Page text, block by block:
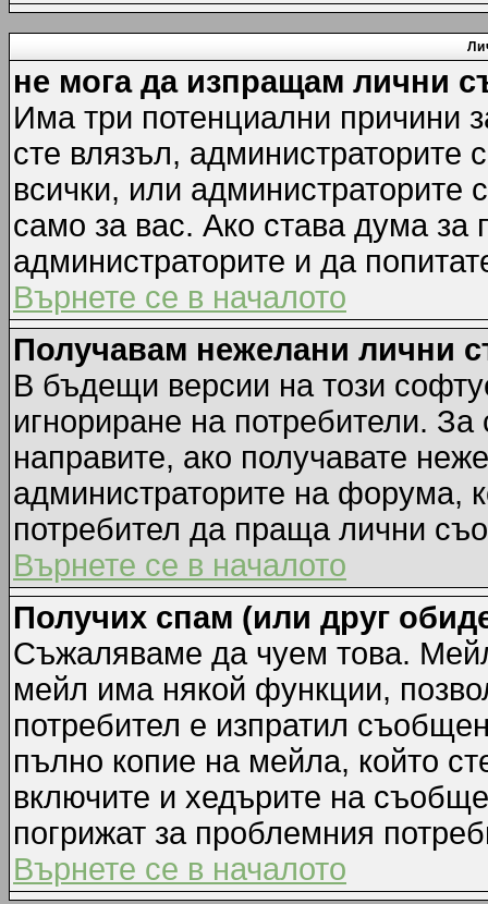
не мога да изпращам лични
Има три потенциални причини
сте влязъл, администраторите
всички, или
само за вас. Ако става дума за
администраторите и да
Върнете се в началото
Получавам нежелани лични
В бъдещи версии на този
игнориране на потребители.
направите, ако получавате
администраторите на форума,
потребител да праща лични
Върнете се в началото
Получих спам (или друг
Съжаляваме да чуем това.
мейл има някой функции,
потребител е изпратил
пълно копие на мейла, който
включите и хедърите на
погрижат за проблемния
Върнете се в началото